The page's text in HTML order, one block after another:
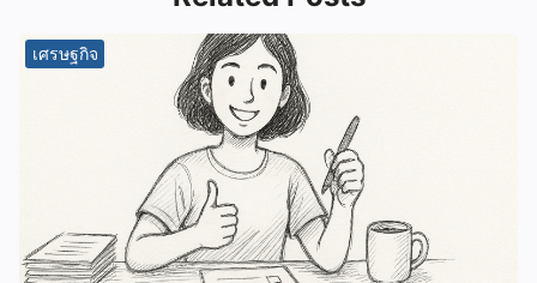
เศรษฐกิจ